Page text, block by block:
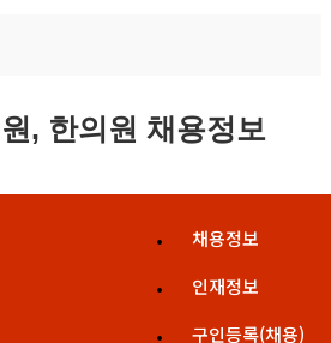
채용정보
인재정보
구인등록(채용)